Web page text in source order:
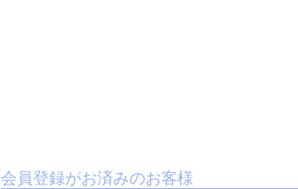
会員登録がお済みのお客様